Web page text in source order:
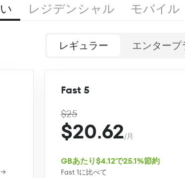
レジデンシャル モバイル
レギュラー エンタープ
→
Fast 5
$25
$20.62/月
GBあたり$4.12で25.1%節約
Fast 1に比べて